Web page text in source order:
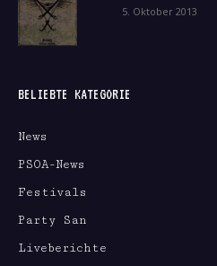
5. Oktober 2013
BELIEBTE KATEGORIE
News
PSOA-News
Festivals
Party San
Liveberichte